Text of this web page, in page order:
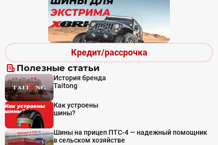
Кредит/рассрочка
Полезные статьи
История бренда
Taitong
Как устроены
шины?
Шины на прицеп ПТС-4 — надежный помощник
в сельском хозяйстве